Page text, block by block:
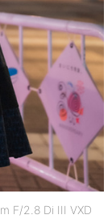
F/2.8 Di III VXD